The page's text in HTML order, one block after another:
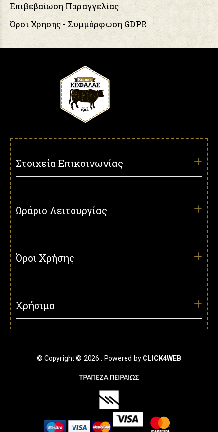
Επιβεβαίωση Παραγγελίας
Όροι Χρήσης - Συμμόρφωση GDPR
Στοιχεία Επικοινωνίας
Ωράριο Λειτουργίας
Όροι Χρήσης
Χρήσιμα
© Copyright © 2026.. Powered by CLICK4WEB